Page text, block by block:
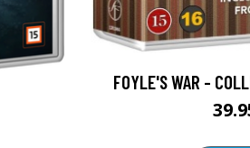
FOYLE'S WAR -